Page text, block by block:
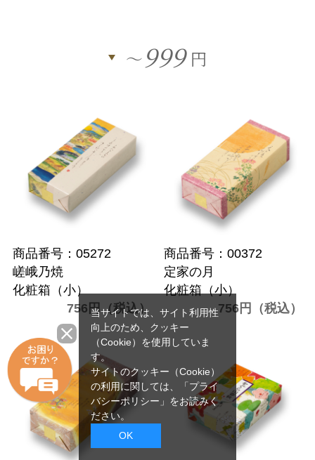
～ 999 円
商品番号：05272
嵯峨乃焼
化粧箱（小）
756円（税込）
商品番号：00372
定家の月
化粧箱（小）
756円（税込）
当サイトでは、サイト利用性
向上のため、クッキー
（Cookie）を使用していま
す。
サイトのクッキー（Cookie）
の利用に関しては、
「プライ
バシーポリシー」 をお読みく
ださい。
OK